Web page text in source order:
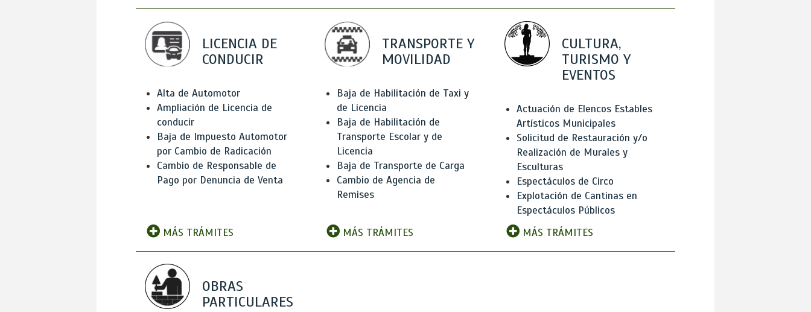
LICENCIA DE
CONDUCIR
Alta de Automotor
Ampliación de Licencia de
conducir
Baja de Impuesto Automotor
por Cambio de Radicación
Cambio de Responsable de
Pago por Denuncia de Venta
MÁS TRÁMITES
TRANSPORTE Y
MOVILIDAD
Baja de Habilitación de Taxi y
de Licencia
Baja de Habilitación de
Transporte Escolar y de
Licencia
Baja de Transporte de Carga
Cambio de Agencia de
Remises
MÁS TRÁMITES
CULTURA,
TURISMO Y
EVENTOS
Actuación de Elencos Estables
Artísticos Municipales
Solicitud de Restauración y/o
Realización de Murales y
Esculturas
Espectáculos de Circo
Explotación de Cantinas en
Espectáculos Públicos
MÁS TRÁMITES
OBRAS
PARTICULARES